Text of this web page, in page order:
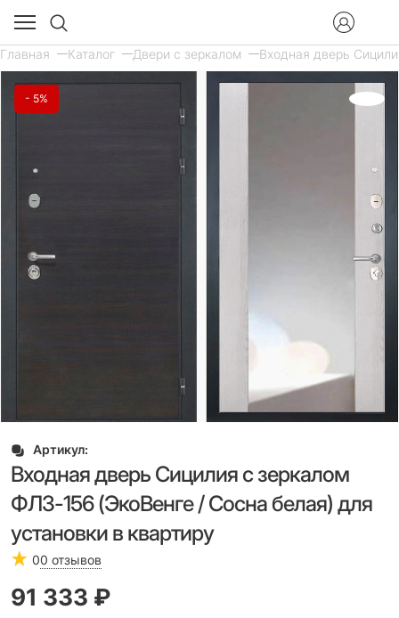
Главная Каталог Двери с зеркалом Входная дверь
- 5%
Артикул:
Входная дверь Сицилия с зеркалом
ФЛЗ-156 (ЭкоВенге / Сосна белая) для
установки в квартиру
00 отзывов
91 333 ₽